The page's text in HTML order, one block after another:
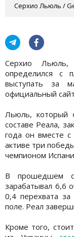
Серхио Льюль /
Серхио Льюль,
определился с
выступать за
официальный
Льюль, который
составе Реала,
года он вместе
активе три
чемпионом
В прошедшем
зарабатывал 6,6
0,4 перехвата
поле. Реал
Кроме того,